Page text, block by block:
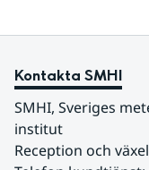
Kontakta SMHI
SMHI, Sveriges
institut
Reception och